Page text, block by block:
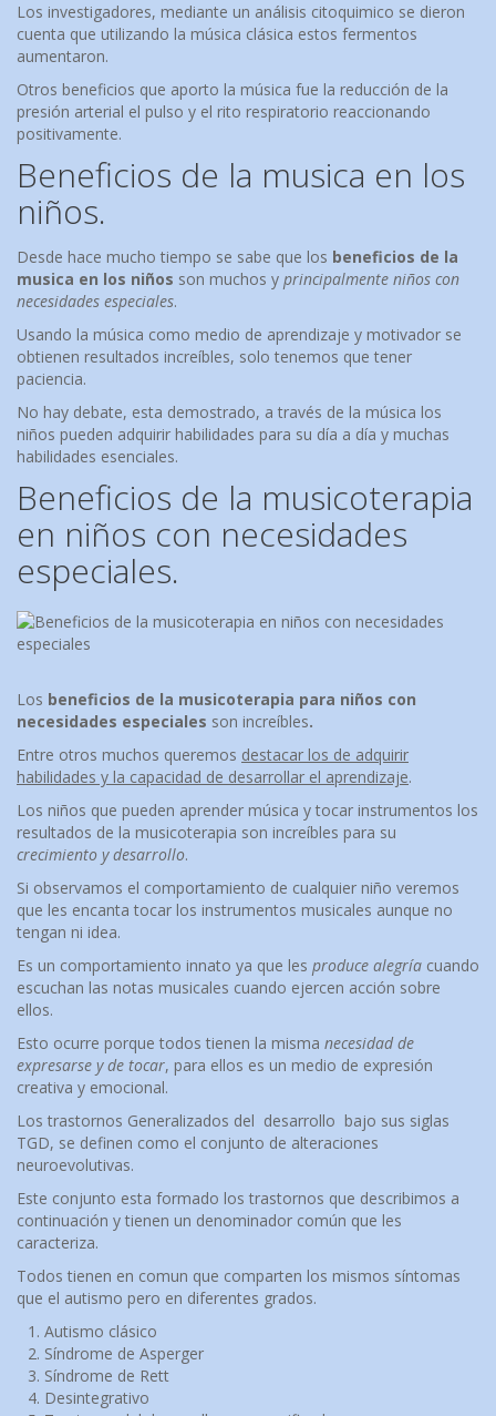
Los investigadores, mediante un análisis citoquimico se dieron
cuenta que utilizando la música clásica estos fermentos
aumentaron.
Otros beneficios que aporto la música fue la reducción de la
presión arterial el pulso y el rito respiratorio reaccionando
positivamente.
Beneficios de la musica en los
niños.
Desde hace mucho tiempo se sabe que los beneficios de la
musica en los niños son muchos y principalmente niños con
necesidades especiales.
Usando la música como medio de aprendizaje y motivador se
obtienen resultados increíbles, solo tenemos que tener
paciencia.
No hay debate, esta demostrado, a través de la música los
niños pueden adquirir habilidades para su día a día y muchas
habilidades esenciales.
Beneficios de la musicoterapia
en niños con necesidades
especiales.
Los beneficios de la musicoterapia para niños con
necesidades especiales son increíbles.
Entre otros muchos queremos destacar los de adquirir
habilidades y la capacidad de desarrollar el aprendizaje.
Los niños que pueden aprender música y tocar instrumentos los
resultados de la musicoterapia son increíbles para su
crecimiento y desarrollo.
Si observamos el comportamiento de cualquier niño veremos
que les encanta tocar los instrumentos musicales aunque no
tengan ni idea.
Es un comportamiento innato ya que les produce alegría cuando
escuchan las notas musicales cuando ejercen acción sobre
ellos.
Esto ocurre porque todos tienen la misma necesidad de
expresarse y de tocar, para ellos es un medio de expresión
creativa y emocional.
Los trastornos Generalizados del desarrollo bajo sus siglas
TGD, se definen como el conjunto de alteraciones
neuroevolutivas.
Este conjunto esta formado los trastornos que describimos a
continuación y tienen un denominador común que les
caracteriza.
Todos tienen en comun que comparten los mismos síntomas
que el autismo pero en diferentes grados.
Autismo clásico
Síndrome de Asperger
Síndrome de Rett
Desintegrativo